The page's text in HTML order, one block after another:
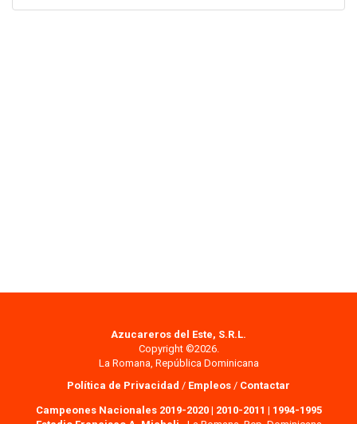
Azucareros del Este, S.R.L.
Copyright ©2026.
La Romana, República Dominicana
Política de Privacidad / Empleos / Contactar
Campeones Nacionales 2019-2020| 2010-2011 | 1994-1995